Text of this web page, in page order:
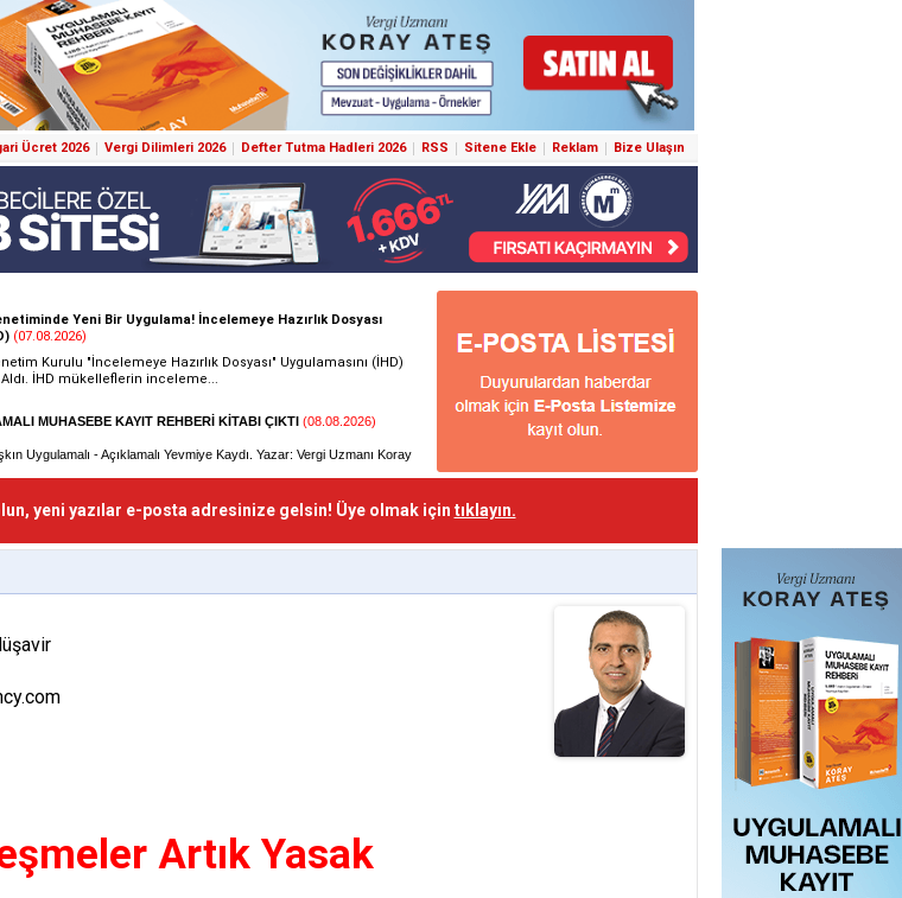
Ücret 2026 Vergi Dilimleri 2026 Defter Tutma Hadleri 2026 RSS Sitene Ekle Reklam Bize Ulaşın
yeni yazılar e-posta adresinize gelsin! Üye olmak için tıklayın.
Artık Yasak